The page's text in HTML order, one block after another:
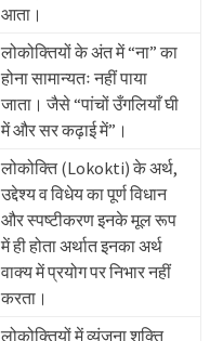
आता।
लोकोक्तियों के अंत में “ना” का
होना सामान्यतः नहीं पाया
जाता। जैसे “पांचों उँगलियाँ घी
में और सर कढ़ाई में”।
लोकोक्ति (Lokokti) के अर्थ,
उद्देश्य व विधेय का पूर्ण विधान
और स्पष्टीकरण इनके मूल रूप
में ही होता अर्थात इनका अर्थ
वाक्य में प्रयोग पर निभार नहीं
करता।
लोकोक्तियों में व्यंजना शक्ति